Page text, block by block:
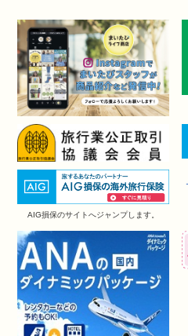
AIG損保のサイトへジャンプします。